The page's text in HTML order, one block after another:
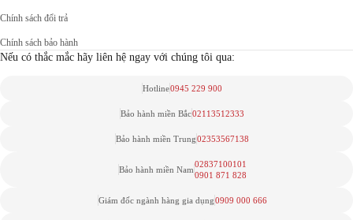
Chính sách đổi trả
Chính sách bảo hành
Nếu có thắc mắc hãy liên hệ ngay với chúng tôi qua:
Hotline0945 229 900
Bảo hành miền Bắc02113512333
Bảo hành miền Trung02353567138
Bảo hành miền Nam
02837100101
0901 871 828
Giám đốc ngành hàng gia dụng0909 000 666